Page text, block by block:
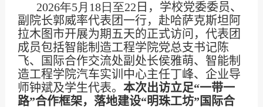
2026年5月 18日至22 日，学校党委委员、
副院长郭威率代表团一行，赴哈萨克斯坦阿
拉木图市开展为期五天的正式访问，代表团
成员包括智能制造工程学院党总支书记陈
飞、国际合作交流处副处长侯雅萌、智能制
造工程学院汽车实训中心主任丁峰、企业导
师钟斌及学生代表。本次出访立足“一带一
路”合作框架，落地建设“明珠工坊”国际合